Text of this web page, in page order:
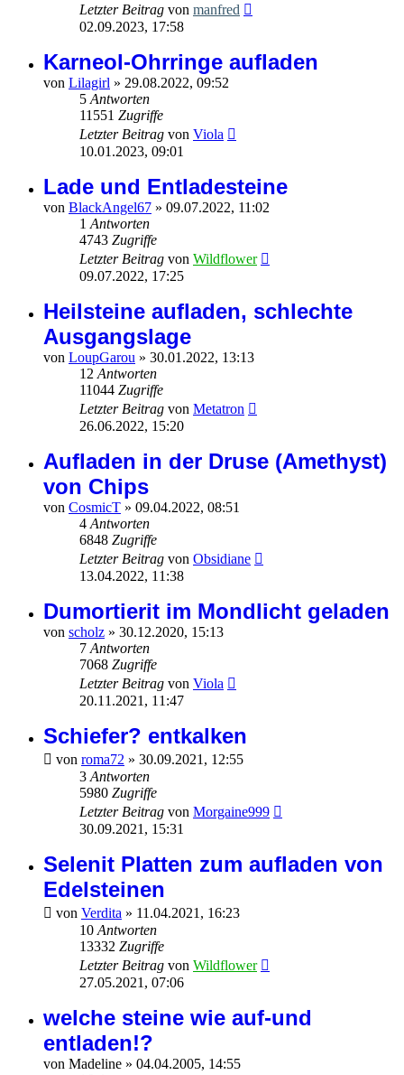
Letzter Beitrag von manfred
02.09.2023, 17:58
Karneol-Ohrringe aufladen
von Lilagirl » 29.08.2022, 09:52
5 Antworten
11551 Zugriffe
Letzter Beitrag von Viola
10.01.2023, 09:01
Lade und Entladesteine
von BlackAngel67 » 09.07.2022, 11:02
1 Antworten
4743 Zugriffe
Letzter Beitrag von Wildflower
09.07.2022, 17:25
Heilsteine aufladen, schlechte
Ausgangslage
von LoupGarou » 30.01.2022, 13:13
12 Antworten
11044 Zugriffe
Letzter Beitrag von Metatron
26.06.2022, 15:20
Aufladen in der Druse (Amethyst)
von Chips
von CosmicT » 09.04.2022, 08:51
4 Antworten
6848 Zugriffe
Letzter Beitrag von Obsidiane
13.04.2022, 11:38
Dumortierit im Mondlicht geladen
von scholz » 30.12.2020, 15:13
7 Antworten
7068 Zugriffe
Letzter Beitrag von Viola
20.11.2021, 11:47
Schiefer? entkalken
von roma72 » 30.09.2021, 12:55
3 Antworten
5980 Zugriffe
Letzter Beitrag von Morgaine999
30.09.2021, 15:31
Selenit Platten zum aufladen von
Edelsteinen
von Verdita » 11.04.2021, 16:23
10 Antworten
13332 Zugriffe
Letzter Beitrag von Wildflower
27.05.2021, 07:06
welche steine wie auf-und
entladen!?
von Madeline » 04.04.2005, 14:55